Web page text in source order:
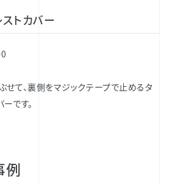
トカバー
せて、裏側をマジックテープで止めるタ
です。
例